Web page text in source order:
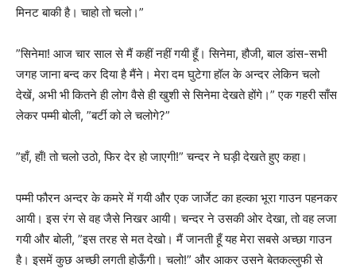
मिनट बाकी है। चाहो तो चलो।”
”सिनेमा! आज चार साल से मैं कहीं नहीं गयी हूँ। सिनेमा, हौजी, बाल डांस-सभी
जगह जाना बन्द कर दिया है मैंने। मेरा दम घुटेगा हॉल के अन्दर लेकिन चलो
देखें, अभी भी कितने ही लोग वैसे ही खुशी से सिनेमा देखते होंगे।” एक गहरी साँस
लेकर पम्मी बोली, ”बर्टी को ले चलोगे?”
”हाँ, हाँ! तो चलो उठो, फिर देर हो जाएगी!” चन्दर ने घड़ी देखते हुए कहा।
पम्मी फौरन अन्दर के कमरे में गयी और एक जार्जेट का हल्का भूरा गाउन पहनकर
आयी। इस रंग से वह जैसे निखर आयी। चन्दर ने उसकी ओर देखा, तो वह लजा
गयी और बोली, ”इस तरह से मत देखो। मैं जानती हूँ यह मेरा सबसे अच्छा गाउन
है। इसमें कुछ अच्छी लगती होऊँगी। चलो!” और आकर उसने बेतकल्लुफी से